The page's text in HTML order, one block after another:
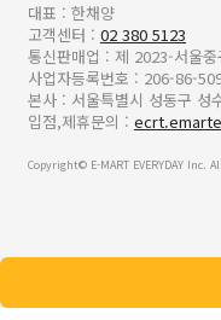
대표 : 한채양
고객센터 : 02 380 5123
통신판매업 : 제 2023-서울
사업자등록번호 : 206-86-
본사 : 서울특별시 성동구 성
입점,제휴문의 :
Copyright© E-MART EVERYDAY Inc.